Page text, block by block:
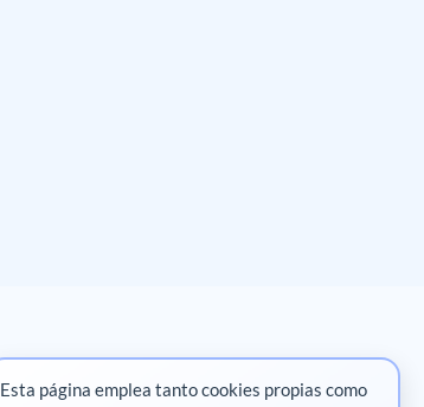
Esta página emplea tanto cookies propias como